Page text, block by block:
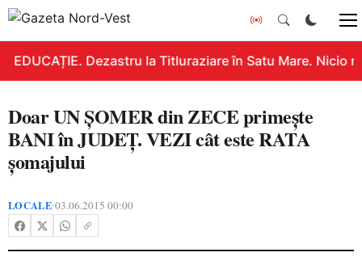
EDUCAȚIE. Dezastru la Titluraziare în Satu Mare. Nicio
Doar UN ŞOMER din ZECE primeşte
BANI în JUDEŢ. VEZI cât este RATA
şomajului
LOCALE•03.06.2015 00:00